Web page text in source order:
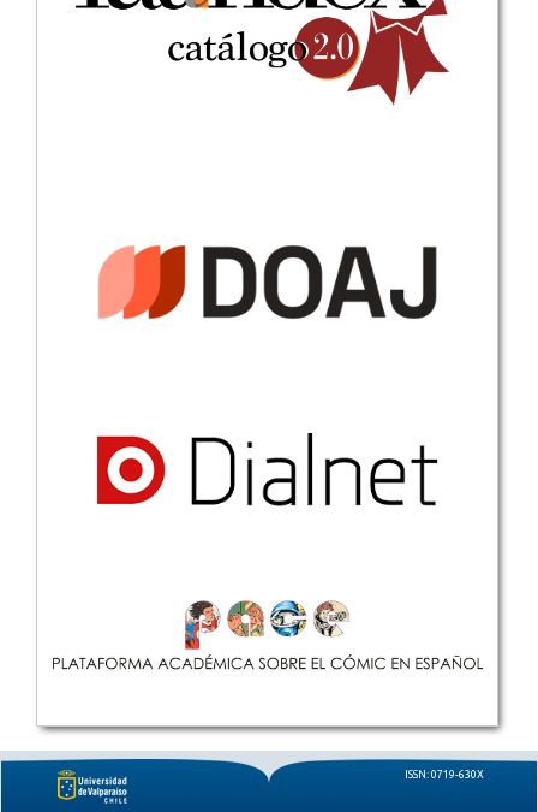
ISSN: 0719-630X